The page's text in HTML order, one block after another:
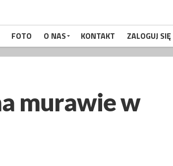
FOTO O NAS KONTAKT ZALOGUJ SIĘ
murawie w